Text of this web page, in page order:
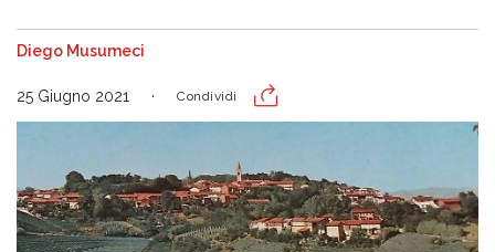
Diego Musumeci
25 Giugno 2021 Condividi